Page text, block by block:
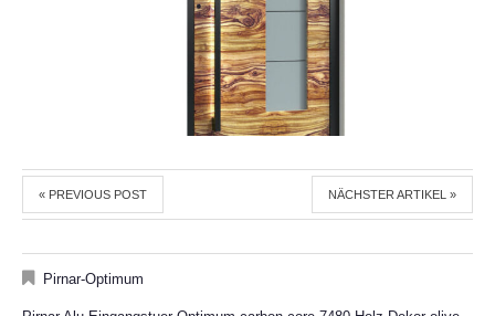
« PREVIOUS POST NÄCHSTER ARTIKEL »
Pirnar-Optimum